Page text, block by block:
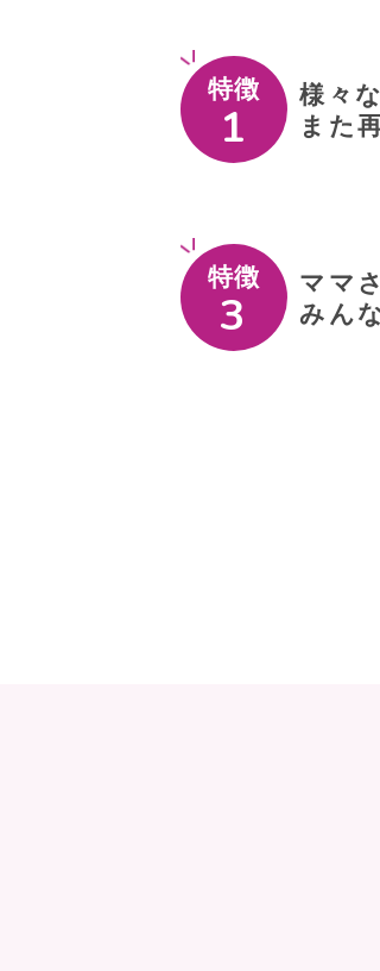
特徴
様々
また
特徴
ママ
みん